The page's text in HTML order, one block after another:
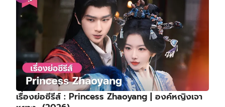
เรื่องย่อซีรีส์ : Princess Zhaoyang | องค์หญิงเจา